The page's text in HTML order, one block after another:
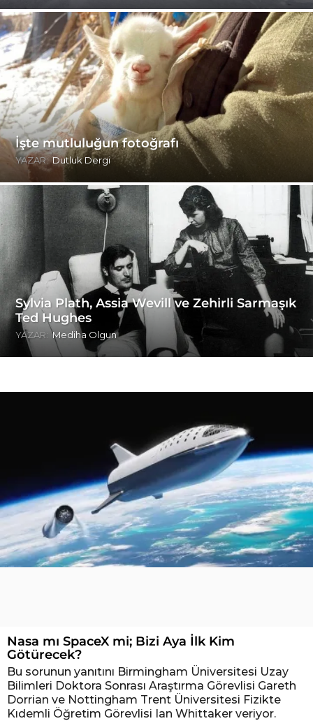
İşte mutluluğun fotoğrafı
YAZAR: Dutluk Dergi
Sylvia Plath, Assia Wevill ve Zehirli Sarmaşık
Ted Hughes
YAZAR: Mediha Olgun
m
Nasa mı SpaceX mi; Bizi Aya İlk Kim
Götürecek?
Bu sorunun yanıtını Birmingham Üniversitesi Uzay
Bilimleri Doktora Sonrası Araştırma Görevlisi Gareth
Dorrian ve Nottingham Trent Üniversitesi Fizikte
Kıdemli Öğretim Görevlisi Ian Whittaker veriyor.